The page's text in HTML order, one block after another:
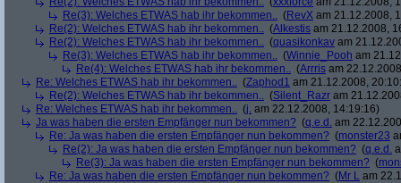
Re(3): Welches ETWAS hab ihr bekommen.. (RevX am 21.12.2008,
Re(2): Welches ETWAS hab ihr bekommen.. (Alkestis am 21.12.2008,
Re(2): Welches ETWAS hab ihr bekommen.. (quasikonkav am
Re(3): Welches ETWAS hab ihr bekommen.. (Winnie_Pooh am
Re(4): Welches ETWAS hab ihr bekommen.. (Arrris am
Re: Welches ETWAS hab ihr bekommen.. (Zaphod1 am 21.12.2008,
Re(2): Welches ETWAS hab ihr bekommen.. (Silent_Razr am
Re: Welches ETWAS hab ihr bekommen.. (j. am 22.12.2008, 14:19:16)
Ja was haben die ersten Empfänger nun bekommen? (q.e.d. am
Re: Ja was haben die ersten Empfänger nun bekommen? (monster23
Re(2): Ja was haben die ersten Empfänger nun bekommen? (q.e.d.
Re(3): Ja was haben die ersten Empfänger nun bekommen? (
Re: Ja was haben die ersten Empfänger nun bekommen? (Mr L am